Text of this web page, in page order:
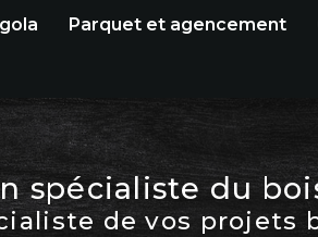
Parquet et agencement
spécialiste du
de vos projets